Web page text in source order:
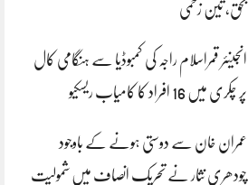
بحق، تین زخمی
انجینئر قمراسلام راجہ کی کمبوڈیا سے ہنگامی کال
پر چکری میں 16 افراد کا کامیاب ریسکیو
عمران خان سے دوستی ہونے کے باوجود
چودھری نثار نے تحریک انصاف میں شمولیت